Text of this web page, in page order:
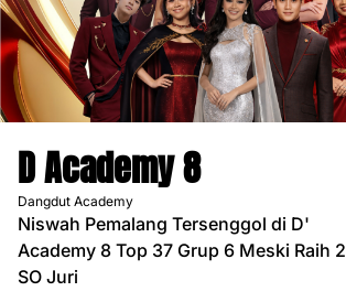
D Academy 8
Dangdut Academy
Niswah Pemalang Tersenggol di D'
Academy 8 Top 37 Grup 6 Meski Raih 2
SO Juri